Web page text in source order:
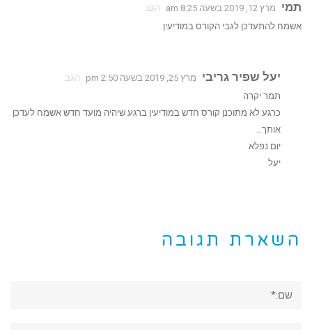
תמי מרץ 12, 2019 בשעה 8:25 am
הגב
אשמח להתעדכן לגבי הקורס במודיעין
יעל שפיר גריבי מרץ 25, 2019 בשעה 2:50 pm
הגב
תמר יקרה
כרגע לא מתוכנן קורס חדש במודיעין ברגע שיהיה מועד חדש אשמח לעדכן
אותך…
יום נפלא
יעל
השארת תגובה